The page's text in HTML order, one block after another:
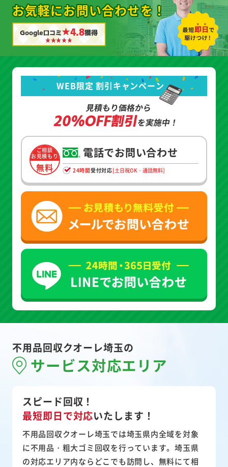
お気軽にお問い合わせを！
Google口コミ★4.8獲得
WEB限定 割引キャンペーン
見積もり価格から
20%OFF割引を実施中！
ご相談
お見積もり
無料
電話でお問い合わせ
24時間受付対応[土日祝OK・通話無料]
不用品回収クオーレ埼玉の
サービス対応エリア
スピード回収！
最短即日で対応いたします！
不用品回収クオーレ埼玉では埼玉県内全域を対象
に不用品・粗大ゴミ回収を行っています。埼玉県
の対応エリア内ならどこでも訪問し、無料にて相